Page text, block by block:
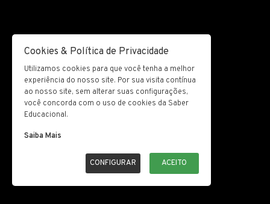
Cookies & Política de Privacidade
Utilizamos cookies para que você tenha a melhor
experiência do nosso site. Por sua visita contínua
ao nosso site, sem alterar suas configurações,
você concorda com o uso de cookies da Saber
Educacional.
Saiba Mais
CONFIGURAR ACEITO